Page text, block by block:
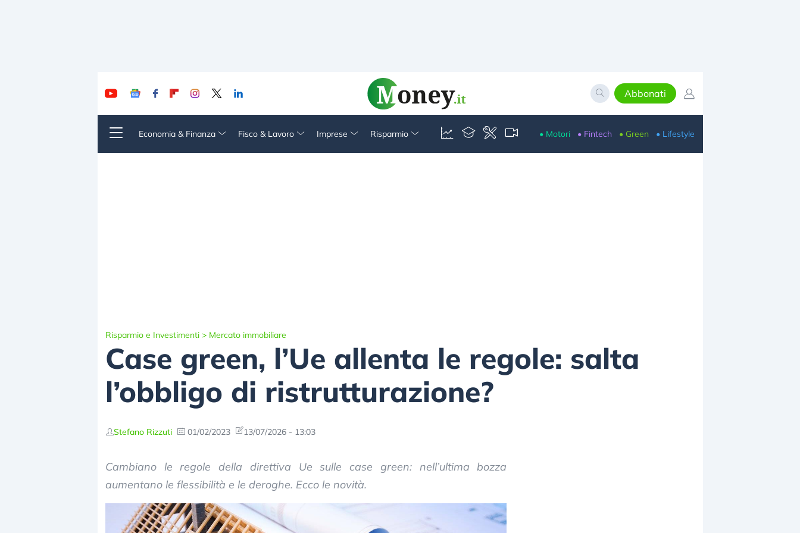
Abbonati
Economia & Finanza Fisco & Lavoro Imprese Risparmio • Motori • Fintech • Green • Lifestyle
Risparmio e Investimenti > Mercato immobiliare
Case green, l’Ue allenta le regole: salta
l’obbligo di ristrutturazione?
Stefano Rizzuti 01/02/2023 13/07/2026 - 13:03
Cambiano le regole della direttiva Ue sulle case green: nell’ultima bozza
aumentano le flessibilità e le deroghe. Ecco le novità.